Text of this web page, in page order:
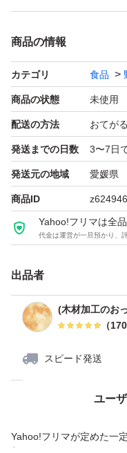
ことでよろしくお願い
には十分ご注意をお願
庫に入れてください。
商品の情報
カテゴリ 食品
商品の状態 未使用
配送の方法 おてが
発送までの日数 3〜7日
発送元の地域 愛媛県
商品ID
Yahoo!フリマは全
代金は運営が一旦預かり、
出品者
(木材加工のお
（170
スピード発送
ユー
Yahoo!フリマが定めた一
価格の相談